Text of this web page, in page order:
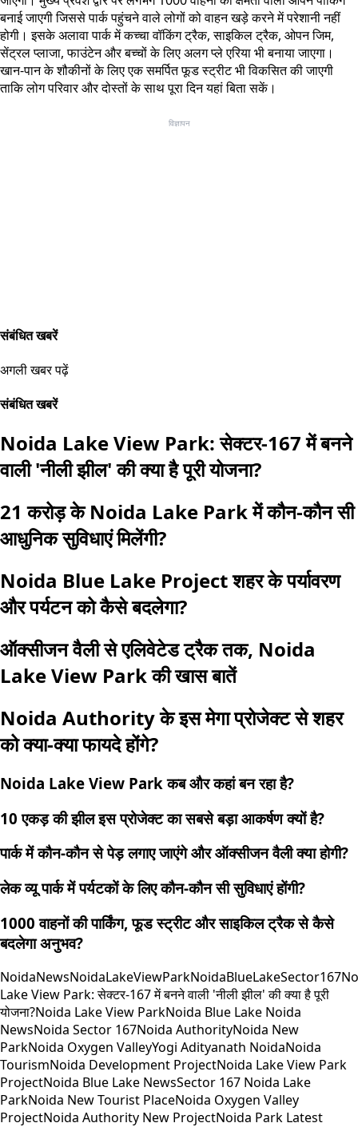
बनाई जाएगी जिससे पार्क पहुंचने वाले लोगों को वाहन खड़े करने में परेशानी नहीं
होगी। इसके अलावा पार्क में कच्चा वॉकिंग ट्रैक, साइकिल ट्रैक, ओपन जिम,
सेंट्रल प्लाजा, फाउंटेन और बच्चों के लिए अलग प्ले एरिया भी बनाया जाएगा।
खान-पान के शौकीनों के लिए एक समर्पित फूड स्ट्रीट भी विकसित की जाएगी
ताकि लोग परिवार और दोस्तों के साथ पूरा दिन यहां बिता सकें।
विज्ञापन
संबंधित खबरें
अगली खबर पढ़ें
संबंधित खबरें
Noida Lake View Park: सेक्टर-167 में बनने
वाली 'नीली झील' की क्या है पूरी योजना?
21 करोड़ के Noida Lake Park में कौन-कौन सी
आधुनिक सुविधाएं मिलेंगी?
Noida Blue Lake Project शहर के पर्यावरण
और पर्यटन को कैसे बदलेगा?
ऑक्सीजन वैली से एलिवेटेड ट्रैक तक, Noida
Lake View Park की खास बातें
Noida Authority के इस मेगा प्रोजेक्ट से शहर
को क्या-क्या फायदे होंगे?
Noida Lake View Park कब और कहां बन रहा है?
10 एकड़ की झील इस प्रोजेक्ट का सबसे बड़ा आकर्षण क्यों है?
पार्क में कौन-कौन से पेड़ लगाए जाएंगे और ऑक्सीजन वैली क्या होगी?
लेक व्यू पार्क में पर्यटकों के लिए कौन-कौन सी सुविधाएं होंगी?
1000 वाहनों की पार्किंग, फूड स्ट्रीट और साइकिल ट्रैक से कैसे
बदलेगा अनुभव?
NoidaNewsNoidaLakeViewParkNoidaBlueLakeSector167
Lake View Park: सेक्टर-167 में बनने वाली 'नीली झील' की क्या है पूरी
योजना?Noida Lake View ParkNoida Blue Lake Noida
NewsNoida Sector 167Noida AuthorityNoida New
ParkNoida Oxygen ValleyYogi Adityanath NoidaNoida
TourismNoida Development ProjectNoida Lake View Park
ProjectNoida Blue Lake NewsSector 167 Noida Lake
ParkNoida New Tourist PlaceNoida Oxygen Valley
ProjectNoida Authority New ProjectNoida Park Latest